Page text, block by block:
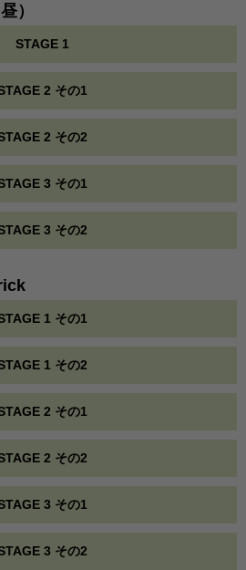
）
STAGE 1
2 その1
2 その2
3 その1
3 その2
1 その1
1 その2
2 その1
2 その2
3 その1
3 その2